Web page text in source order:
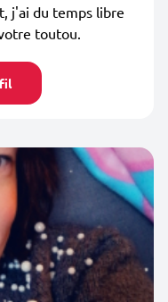
j'ai du temps libre
toutou.